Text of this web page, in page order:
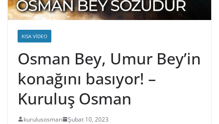
KISA VIDEO
Osman Bey, Umur Bey’in
konağını basıyor! –
Kuruluş Osman
kurulusosman Şubat 10, 2023